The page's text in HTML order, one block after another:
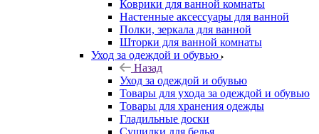
Коврики для ванной комнаты
Настенные аксессуары для ванной
Полки, зеркала для ванной
Шторки для ванной комнаты
Уход за одеждой и обувью
Назад
Уход за одеждой и обувью
Товары для ухода за одеждой и обувью
Товары для хранения одежды
Гладильные доски
Сушилки для белья